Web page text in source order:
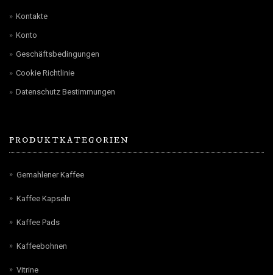
Kontakte
Konto
Geschäftsbedingungen
Cookie Richtlinie
Datenschutz Bestimmungen
PRODUKTKATEGORIEN
Gemahlener Kaffee
Kaffee Kapseln
Kaffee Pads
Kaffeebohnen
Vitrine